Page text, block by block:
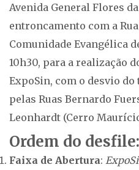
Avenida General Flores
entroncamento com a
Comunidade Evangélica
10h30, para a realização
ExpoSin, com o desvio
pelas Ruas Bernardo
Leonhardt (Cerro
Ordem do desfile:
Faixa de Abertura: